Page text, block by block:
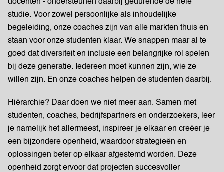
docenten - ondersteunen daarbij gedurende de hele
studie. Voor zowel persoonlijke als inhoudelijke
begeleiding, onze coaches zijn van alle markten thuis en
staan voor onze studenten klaar. We snappen maar al te
goed dat diversiteit en inclusie een belangrijke rol spelen
bij deze generatie. Iedereen moet kunnen zijn, wie ze
willen zijn. En onze coaches helpen de studenten daarbij.
Hiërarchie? Daar doen we niet meer aan. Samen met
studenten, coaches, bedrijfspartners en onderzoekers, leer
je namelijk het allermeest, inspireer je elkaar en creëer je
een bijzondere openheid, waardoor strategieën en
oplossingen beter op elkaar afgestemd worden. Deze
openheid zorgt ervoor dat projecten succesvoller